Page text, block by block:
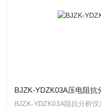
BJZK-YDZK03A压电阻抗
BJZK-YDZK03A阻抗分析